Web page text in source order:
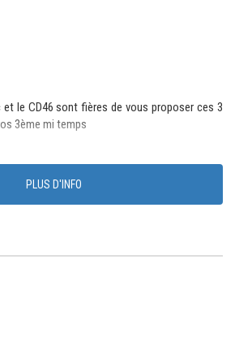
et le CD46 sont fières de vous proposer ces 3
3ème mi temps
PLUS D'INFO